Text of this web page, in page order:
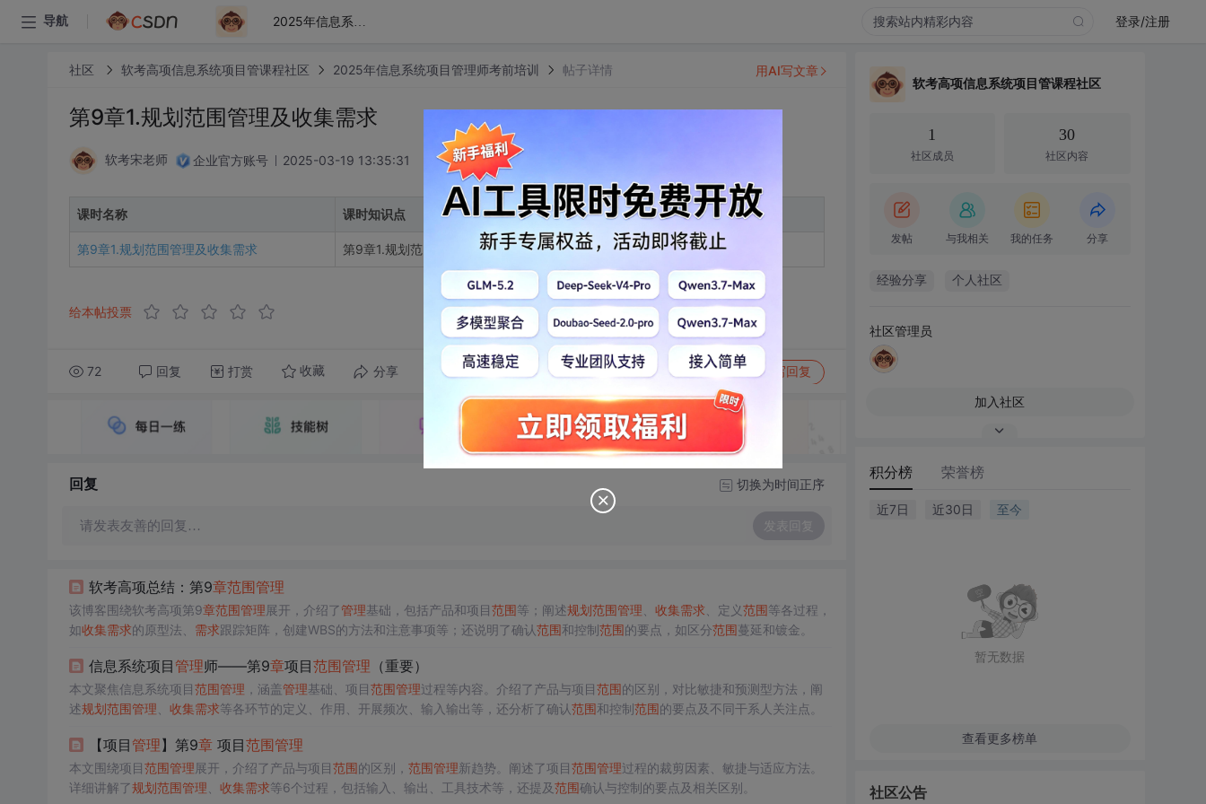
导航 2025年信息系统项目管理师考前培训 登录/注册
社区 软考高项信息系统项目管课程社区 2025年信息系统项目管理师考前培训 帖子详情
第9章1.规划范围管理及收集需求
软考宋老师 企业官方账号 2025-03-19 13:35:31
课时名称 课时知识点
第9章1.规划范围管理及收集需求 第9章1.规划范围管理及收集需求，请注意下载最新的电子导图
给本帖投票
72 回复 打赏 收藏 分享 转发到动态 举报 写回复
用AI写文章
回复 切换为时间正序
请发表友善的回复… 发表回复
软考高项总结：第9章范围管理
该博客围绕软考高项第9章范围管理展开，介绍了管理基础，包括产品和项目范围等；阐述规划范围管理 收集需求 、定义范围等各过程，
如收集需求的原型法、 需求跟踪矩阵，创建WBS的方法和注意事项等；还说明了确认范围和控制范围的要点，如区分范围蔓延和镀金。
信息系统项目 管理师——第9章项目范围管理 （重要）
本文聚焦信息系统项目范围管理 ，涵盖管理基础、项目范围管理过程等内容。介绍了产品与项目范围的区别，对比敏捷和预测型方法，阐
述规划范围管理 收集需求等各环节的定义、作用、开展频次、输入输出等，还分析了确认范围和控制范围的要点及不同干系人关注点。
【项目 管理】第9章项目范围管理
本文围绕项目范围管理展开，介绍了产品与项目范围的区别， 范围管理新趋势。阐述了项目范围管理过程的裁剪因素、敏捷与适应方法。
详细讲解了规划范围管理 收集需求等6个过程，包括输入、输出、工具技术等，还提及范围确认与控制的要点及相关区别。
软考高项信息系统项目管课程社区
1
社区成员
30
社区内容
发帖 与我相关 我的任务 分享
经验分享 个人社区
社区管理员
加入社区
积分榜 荣誉榜
近7日 近30日 至今
暂无数据
查看更多榜单
社区公告